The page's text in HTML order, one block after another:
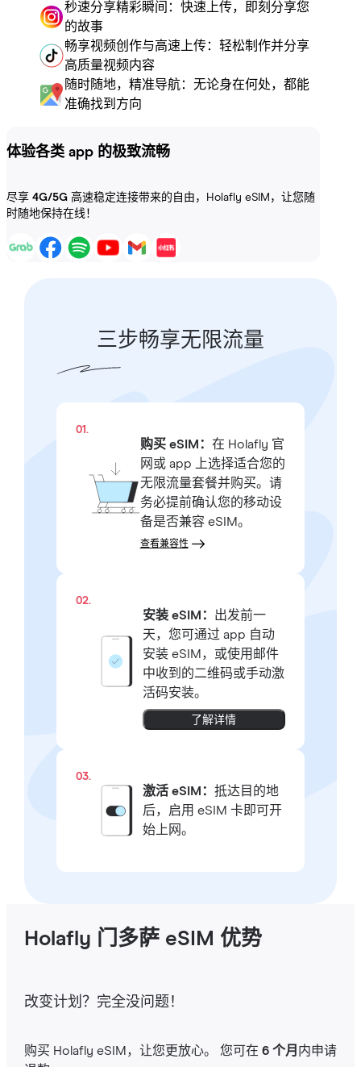
秒速分享精彩瞬间：快速上传，即刻分享您
的故事
畅享视频创作与高速上传：轻松制作并分享
高质量视频内容
随时随地，精准导航：无论身在何处，都能
准确找到方向
体验各类 app 的极致流畅
尽享 4G/5G 高速稳定连接带来的自由，Holafly eSIM，让您随
时随地保持在线！
三步畅享无限流量
01.
购买 eSIM： 在 Holafly 官
网或 app 上选择适合您的
无限流量套餐并购买。请
务必提前确认您的移动设
备是否兼容 eSIM。
查看兼容性
02.
安装 eSIM： 出发前一
天，您可通过 app 自动
安装 eSIM，或使用邮件
中收到的二维码或手动激
活码安装。
了解详情
03.
激活 eSIM： 抵达目的地
后，启用 eSIM 卡即可开
始上网。
Holafly 门多萨 eSIM 优势
改变计划？完全没问题！
购买 Holafly eSIM，让您更放心。 您可在 6 个月 内申请